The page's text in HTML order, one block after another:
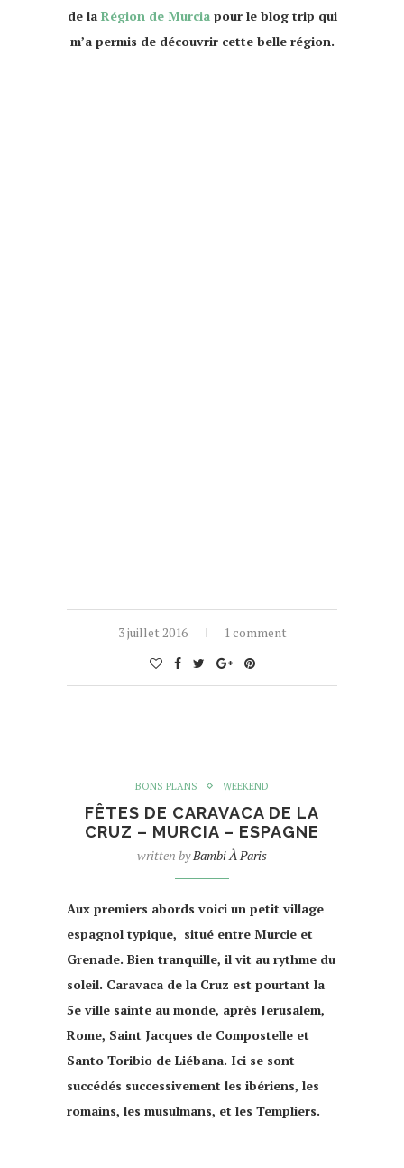
de la Région de Murciapour le blog trip qui
m’a permis de découvrir cette belle région.
3 juillet 2016 1 comment
BONS PLANS WEEKEND
FÊTES DE CARAVACA DE LA
CRUZ – MURCIA – ESPAGNE
written byBambi À Paris
Aux premiers abords voici un petit village
espagnol typique, situé entre Murcie et
Grenade. Bien tranquille, il vit au rythme du
soleil. Caravaca de la Cruz est pourtant la
5e ville sainte au monde, après Jerusalem,
Rome, Saint Jacques de Compostelle et
Santo Toribio de Liébana. Ici se sont
succédés successivement les ibériens, les
romains, les musulmans, et les Templiers.